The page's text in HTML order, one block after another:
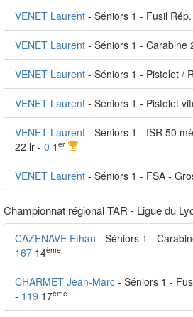
VENET Laurent - Séniors 1 - Fusil
VENET Laurent - Séniors 1 - Carabine
VENET Laurent - Séniors 1 - Pistolet /
VENET Laurent - Séniors 1 - Pistolet
VENET Laurent - Séniors 1 - ISR 50
22 lr - 0 1 er
VENET Laurent - Séniors 1 - FSA -
Championnat régional TAR - Ligue du
CAZENAVE Ethan - Séniors 1 -
167 14ème
CHARMET Jean-Marc - Séniors 1 -
- 119 17ème